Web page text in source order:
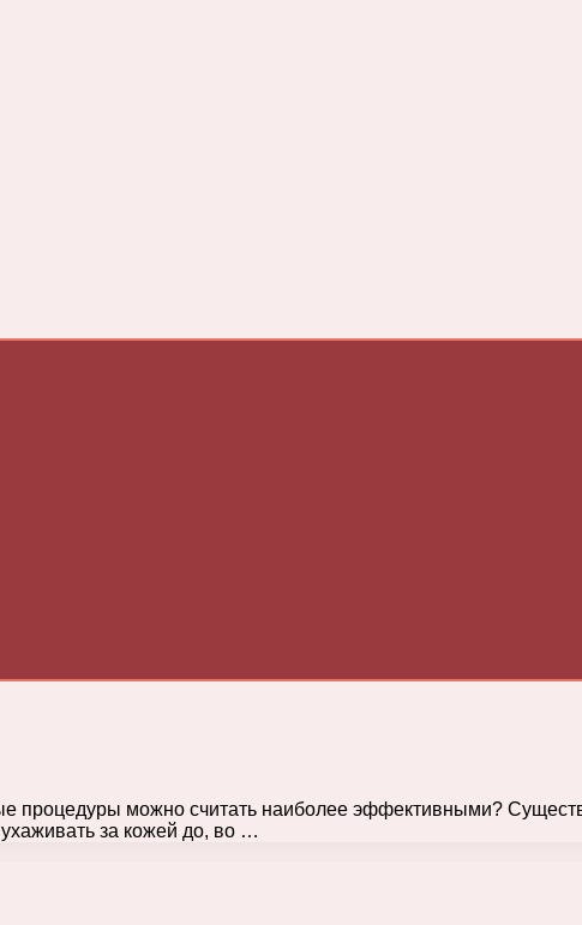
процедуры можно считать наиболее эффективными?
за кожей до, во …